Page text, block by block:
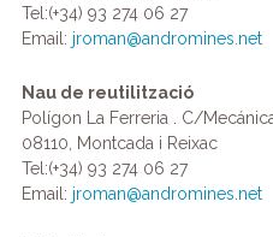
Tel:(+34) 93 274 06 27
Email: jroman@andromines.net
Nau de reutilització
Polígon La Ferreria . C/
08110, Montcada i Reixac
Tel:(+34) 93 274 06 27
Email: jroman@andromines.net